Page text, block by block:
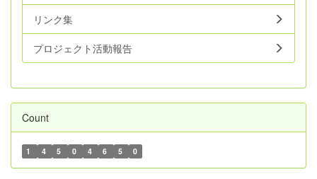
リンク集
プロジェクト活動報告
Count
1 4 5 0 4 6 5 0